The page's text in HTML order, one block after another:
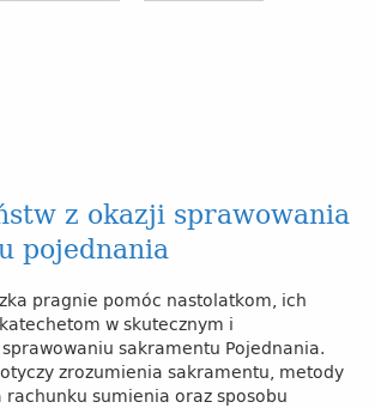
z okazji sprawowania
pojednania
pragnie pomóc nastolatkom, ich
w skutecznym i
sakramentu Pojednania.
zrozumienia sakramentu, metody
sumienia oraz sposobu